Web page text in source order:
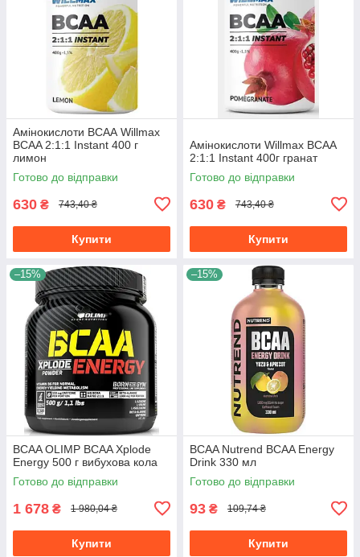
Амінокислоти ВСАА Willmax
BCAA 2:1:1 Instant 400 г
лимон
Готово до відправки
630 ₴ 743,40 ₴
Купити
Амінокислоти Willmax BCAA
2:1:1 Instant 400г гранат
Готово до відправки
630 ₴ 743,40 ₴
Купити
–15%
BCAA OLIMP BCAA Xplode
Energy 500 г вибухова кола
Готово до відправки
1 678 ₴ 1 980,04 ₴
Купити
–15%
BCAA Nutrend BCAA Energy
Drink 330 мл
Готово до відправки
93 ₴ 109,74 ₴
Купити